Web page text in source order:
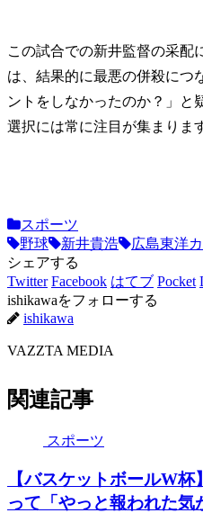
この試合での新井監督の采配
は、結果的に最悪の併殺につ
ントをしなかったのか？」と
選択には常に注目が集まりま
スポーツ
野球
新井貴浩 広島東洋
シェアする
Twitter Facebook はてブ Pocket
ishikawaをフォローする
ishikawa
VAZZTA MEDIA
関連記事
スポーツ
【バスケットボールW
って「やっと報われた気